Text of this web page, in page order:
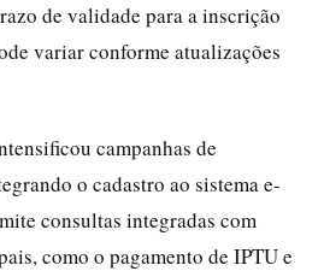
de validade para a inscrição
variar conforme atualizações
campanhas de
o cadastro ao sistema e-
consultas integradas com
como o pagamento de IPTU e